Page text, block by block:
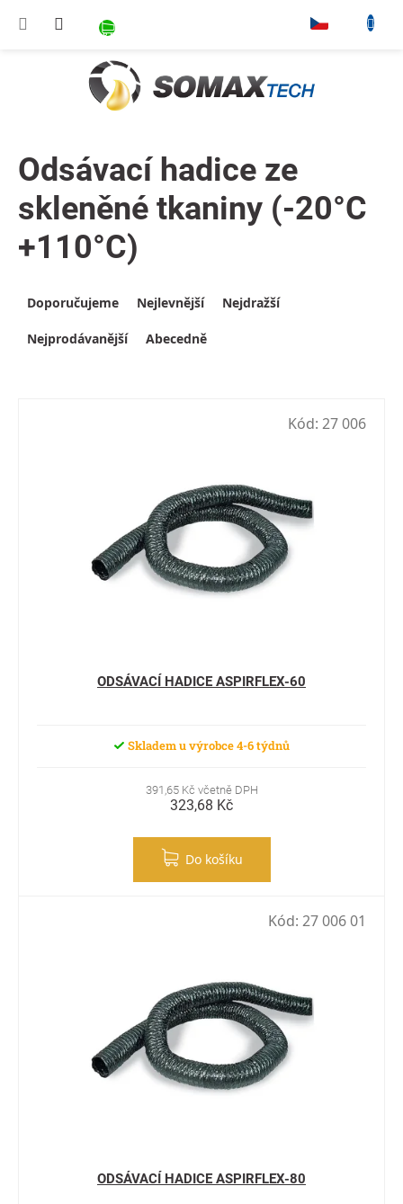
NÁKUPNÍ KOŠÍK
Odsávací hadice ze
skleněné tkaniny (-20°C
+110°C)
Výpis produktů
Řazení produktů
Doporučujeme Nejlevnější Nejdražší
Nejprodávanější Abecedně
ODSÁVACÍ HADICE ASPIRFLEX-60
Skladem u výrobce 4-6 týdnů
391,65 Kč včetně DPH
323,68 Kč
Do košíku
Kód: 27 006
ODSÁVACÍ HADICE ASPIRFLEX-80
Kód: 27 006 01